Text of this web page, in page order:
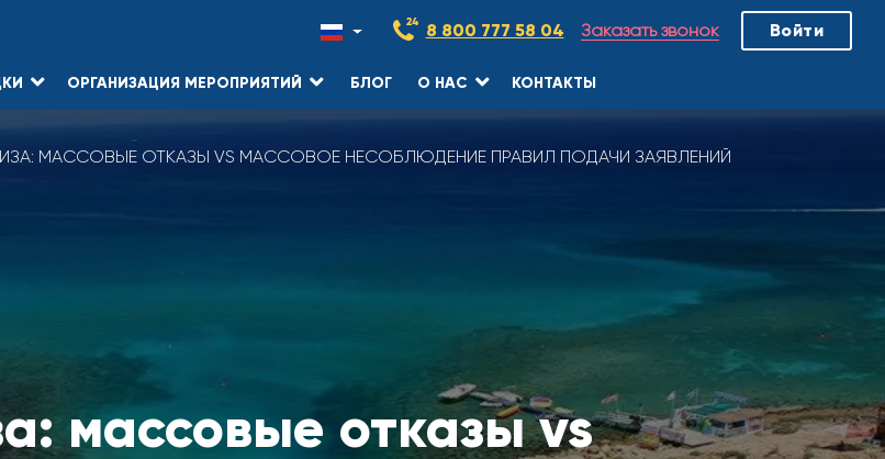
ОРГАНИЗАЦИЯ МЕРОПРИЯТИЙ БЛОГ О НАС КОНТАКТЫ
8 800 777 58 04 Заказать звонок Войти
МАССОВЫЕ ОТКАЗЫ VS МАССОВОЕ НЕСОБЛЮДЕНИЕ ПРАВИЛ ПОДАЧИ ЗАЯВЛЕНИЙ
массовые отказы vs